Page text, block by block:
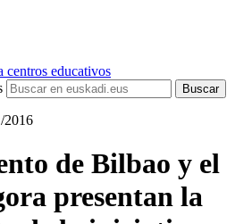
centros educativos
2016
de Bilbao y el
presentan la